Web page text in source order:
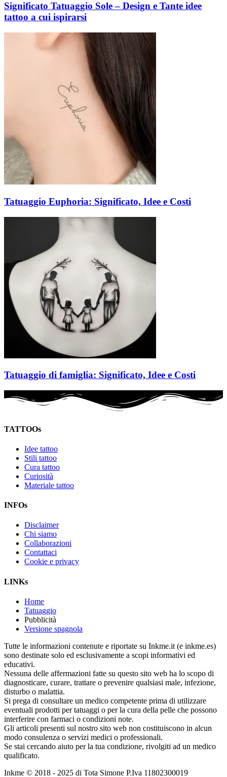
Significato Tatuaggio Sole – Design e Tante idee
tattoo a cui ispirarsi
Tatuaggio Euphoria: Significato, Idee e Costi
Tatuaggio di famiglia: Significato, Idee e Costi
TATTOOs
Idee tattoo
Stili tattoo
Cura tattoo
Curiosità
Materiale tattoo
INFOs
Disclaimer
Chi siamo
Collaborazioni
Contattaci
Cookie e privacy
LINKs
Home
Tatuaggio
Pubblicità
Versione spagnola
Tutte le informazioni contenute e riportate su Inkme.it (e inkme.es)
sono destinate solo ed esclusivamente a scopi informativi ed
educativi.
Nessuna delle affermazioni fatte su questo sito web ha lo scopo di
diagnosticare, curare, trattare o prevenire qualsiasi male, infezione,
disturbo o malattia.
Si prega di consultare un medico competente prima di utilizzare
eventuali prodotti per tatuaggi o per la cura della pelle che possono
interferire con farmaci o condizioni note.
Gli articoli presenti sul nostro sito web non costituiscono in alcun
modo consulenza o servizi medici o professionali.
Se stai cercando aiuto per la tua condizione, rivolgiti ad un medico
qualificato.
Inkme © 2018 - 2025 di Tota Simone P.Iva 11802300019